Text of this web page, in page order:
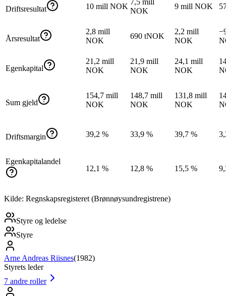
Driftsresultat 10 mill NOK
NOK
9 mill NOK
Årsresultat
2,8 mill
NOK
690 tNOK
2,2 mill
NOK
Egenkapital
21,2 mill
NOK
21,9 mill
NOK
24,1 mill
NOK
Sum gjeld
154,7 mill
NOK
148,7 mill
NOK
131,8 mill
NOK
Driftsmargin 39,2 % 33,9 % 39,7 %
Egenkapitalandel
12,1 %
12,8 % 15,5 %
Kilde: Regnskapsregisteret (Brønnøysundregistrene)
Styre og ledelse
Styre
Arne Andreas Riisnes(1982)
Styrets leder
7 andre roller